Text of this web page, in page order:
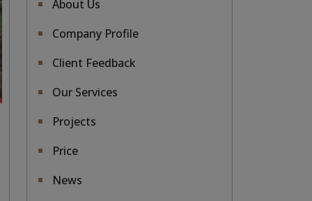
About Us
Company Profile
Client Feedback
Our Services
Projects
Price
News